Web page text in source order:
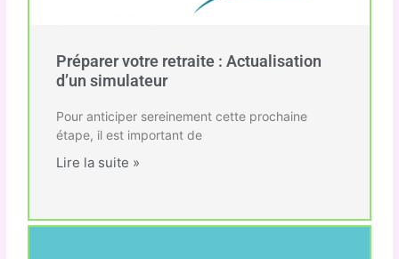
Préparer votre retraite : Actualisation
d’un simulateur
Pour anticiper sereinement cette prochaine
étape, il est important de
Lire la suite »